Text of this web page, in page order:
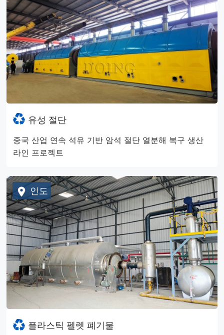
유성 절단
중국 산업 연속 석유 기반 암석 절단 열분해 복구 생산
라인 프로젝트
인도
플라스틱 펠렛 폐기물